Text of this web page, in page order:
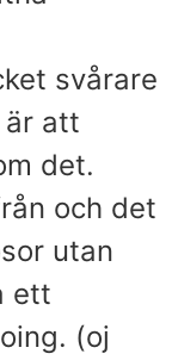
svårare
att
det.
och det
utan
ett
(oj